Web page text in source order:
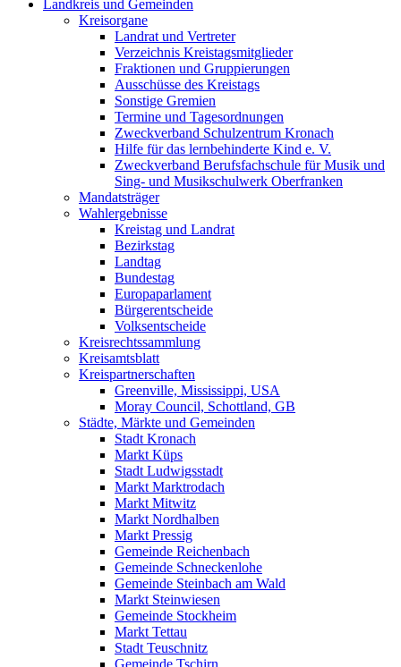
Landkreis und Gemeinden
Kreisorgane
Landrat und Vertreter
Verzeichnis Kreistagsmitglieder
Fraktionen und Gruppierungen
Ausschüsse des Kreistags
Sonstige Gremien
Termine und Tagesordnungen
Zweckverband Schulzentrum Kronach
Hilfe für das lernbehinderte Kind e. V.
Zweckverband Berufsfachschule für Musik und
Sing- und Musikschulwerk Oberfranken
Mandatsträger
Wahlergebnisse
Kreistag und Landrat
Bezirkstag
Landtag
Bundestag
Europaparlament
Bürgerentscheide
Volksentscheide
Kreisrechtssammlung
Kreisamtsblatt
Kreispartnerschaften
Greenville, Mississippi, USA
Moray Council, Schottland, GB
Städte, Märkte und Gemeinden
Stadt Kronach
Markt Küps
Stadt Ludwigsstadt
Markt Marktrodach
Markt Mitwitz
Markt Nordhalben
Markt Pressig
Gemeinde Reichenbach
Gemeinde Schneckenlohe
Gemeinde Steinbach am Wald
Markt Steinwiesen
Gemeinde Stockheim
Markt Tettau
Stadt Teuschnitz
Gemeinde Tschirn